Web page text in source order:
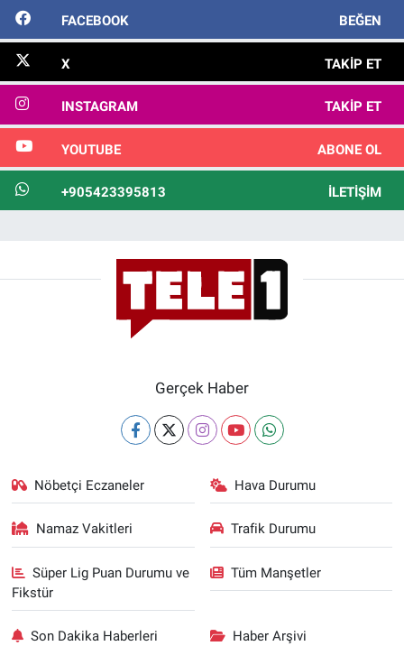
FACEBOOK BEĞEN
X TAKIP ET
INSTAGRAM TAKIP ET
YOUTUBE ABONE OL
+905423395813 İLETIŞIM
Gerçek Haber
Nöbetçi Eczaneler Hava Durumu
Namaz Vakitleri Trafik Durumu
Süper Lig Puan Durumu ve
Fikstür
Tüm Manşetler
Son Dakika Haberleri Haber Arşivi